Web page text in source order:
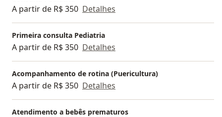
A partir de R$ 350 Detalhes
Primeira consulta Pediatria
A partir de R$ 350 Detalhes
Acompanhamento de rotina (Puericultura)
A partir de R$ 350 Detalhes
Atendimento a bebês prematuros